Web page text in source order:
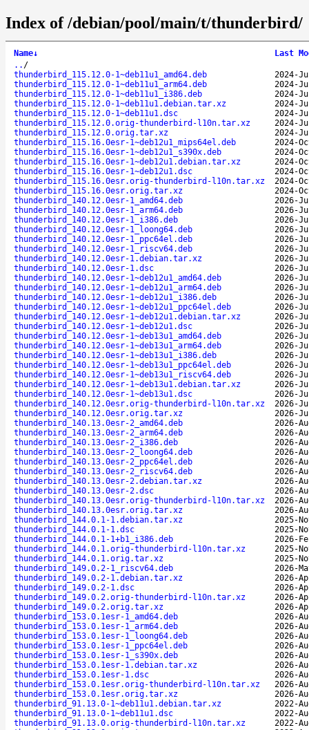
Index of /debian/pool/main/t/thunderbird/
Name↓
Last
.. /
thunderbird_115.12.0-1~deb11u1_amd64.deb
2024-
thunderbird_115.12.0-1~deb11u1_arm64.deb
2024-
thunderbird_115.12.0-1~deb11u1_i386.deb
2024-
thunderbird_115.12.0-1~deb11u1.debian.tar.xz
2024-
thunderbird_115.12.0-1~deb11u1.dsc
2024-
thunderbird_115.12.0.orig-thunderbird-l10n.tar.xz
2024-
thunderbird_115.12.0.orig.tar.xz
2024-
thunderbird_115.16.0esr-1~deb12u1_mips64el.deb
2024-
thunderbird_115.16.0esr-1~deb12u1_s390x.deb
2024-
thunderbird_115.16.0esr-1~deb12u1.debian.tar.xz
2024-
thunderbird_115.16.0esr-1~deb12u1.dsc
2024-
thunderbird_115.16.0esr.orig-thunderbird-l10n.tar.xz
2024-
thunderbird_115.16.0esr.orig.tar.xz
2024-
thunderbird_140.12.0esr-1_amd64.deb
2026-
thunderbird_140.12.0esr-1_arm64.deb
2026-
thunderbird_140.12.0esr-1_i386.deb
2026-
thunderbird_140.12.0esr-1_loong64.deb
2026-
thunderbird_140.12.0esr-1_ppc64el.deb
2026-
thunderbird_140.12.0esr-1_riscv64.deb
2026-
thunderbird_140.12.0esr-1.debian.tar.xz
2026-
thunderbird_140.12.0esr-1.dsc
2026-
thunderbird_140.12.0esr-1~deb12u1_amd64.deb
2026-
thunderbird_140.12.0esr-1~deb12u1_arm64.deb
2026-
thunderbird_140.12.0esr-1~deb12u1_i386.deb
2026-
thunderbird_140.12.0esr-1~deb12u1_ppc64el.deb
2026-
thunderbird_140.12.0esr-1~deb12u1.debian.tar.xz
2026-
thunderbird_140.12.0esr-1~deb12u1.dsc
2026-
thunderbird_140.12.0esr-1~deb13u1_amd64.deb
2026-
thunderbird_140.12.0esr-1~deb13u1_arm64.deb
2026-
thunderbird_140.12.0esr-1~deb13u1_i386.deb
2026-
thunderbird_140.12.0esr-1~deb13u1_ppc64el.deb
2026-
thunderbird_140.12.0esr-1~deb13u1_riscv64.deb
2026-
thunderbird_140.12.0esr-1~deb13u1.debian.tar.xz
2026-
thunderbird_140.12.0esr-1~deb13u1.dsc
2026-
thunderbird_140.12.0esr.orig-thunderbird-l10n.tar.xz
2026-
thunderbird_140.12.0esr.orig.tar.xz
2026-
thunderbird_140.13.0esr-2_amd64.deb
2026-
thunderbird_140.13.0esr-2_arm64.deb
2026-
thunderbird_140.13.0esr-2_i386.deb
2026-
thunderbird_140.13.0esr-2_loong64.deb
2026-
thunderbird_140.13.0esr-2_ppc64el.deb
2026-
thunderbird_140.13.0esr-2_riscv64.deb
2026-
thunderbird_140.13.0esr-2.debian.tar.xz
2026-
thunderbird_140.13.0esr-2.dsc
2026-
thunderbird_140.13.0esr.orig-thunderbird-l10n.tar.xz
2026-
thunderbird_140.13.0esr.orig.tar.xz
2026-
thunderbird_144.0.1-1.debian.tar.xz
2025-
thunderbird_144.0.1-1.dsc
2025-
thunderbird_144.0.1-1+b1_i386.deb
2026-
thunderbird_144.0.1.orig-thunderbird-l10n.tar.xz
2025-
thunderbird_144.0.1.orig.tar.xz
2025-
thunderbird_149.0.2-1_riscv64.deb
2026-
thunderbird_149.0.2-1.debian.tar.xz
2026-
thunderbird_149.0.2-1.dsc
2026-
thunderbird_149.0.2.orig-thunderbird-l10n.tar.xz
2026-
thunderbird_149.0.2.orig.tar.xz
2026-
thunderbird_153.0.1esr-1_amd64.deb
2026-
thunderbird_153.0.1esr-1_arm64.deb
2026-
thunderbird_153.0.1esr-1_loong64.deb
2026-
thunderbird_153.0.1esr-1_ppc64el.deb
2026-
thunderbird_153.0.1esr-1_s390x.deb
2026-
thunderbird_153.0.1esr-1.debian.tar.xz
2026-
thunderbird_153.0.1esr-1.dsc
2026-
thunderbird_153.0.1esr.orig-thunderbird-l10n.tar.xz
2026-
thunderbird_153.0.1esr.orig.tar.xz
2026-
thunderbird_91.13.0-1~deb11u1.debian.tar.xz
2022-
thunderbird_91.13.0-1~deb11u1.dsc
2022-
thunderbird_91.13.0.orig-thunderbird-l10n.tar.xz
2022-